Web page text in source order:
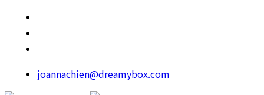
joannachien@dreamybox.com